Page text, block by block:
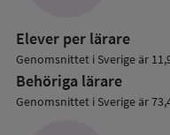
Elever per lärare
Genomsnittet i Sverige är
Behöriga lärare
Genomsnittet i Sverige är